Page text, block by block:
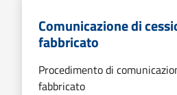
Comunicazione di
fabbricato
Procedimento di
fabbricato